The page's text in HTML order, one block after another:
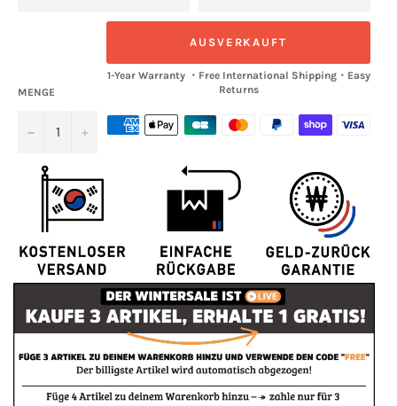
MENGE
− +
AUSVERKAUFT
1-Year Warranty ・Free International Shipping・Easy
Returns